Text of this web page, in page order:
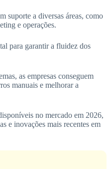
suporte a diversas áreas, como
e operações.
para garantir a fluidez dos
as empresas conseguem
manuais e melhorar a
no mercado em 2026,
e inovações mais recentes em